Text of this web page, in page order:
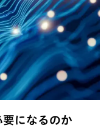
になるのか